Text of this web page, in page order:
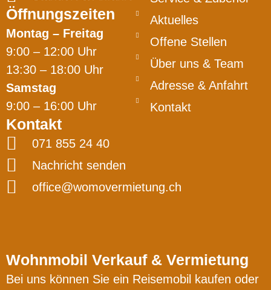
Öffnungszeiten
Montag – Freitag
9:00 – 12:00 Uhr
13:30 – 18:00 Uhr
Samstag
9:00 – 16:00 Uhr
Kontakt
071 855 24 40
Nachricht senden
office@womovermietung.ch
Aktuelles
Offene Stellen
Über uns & Team
Adresse & Anfahrt
Kontakt
Wohnmobil Verkauf & Vermietung
Bei uns können Sie ein Reisemobil kaufen oder